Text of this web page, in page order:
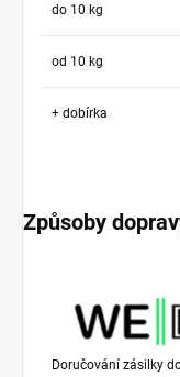
do 10 kg
od 10 kg
+ dobírka
Způsoby
Doručování zásilky